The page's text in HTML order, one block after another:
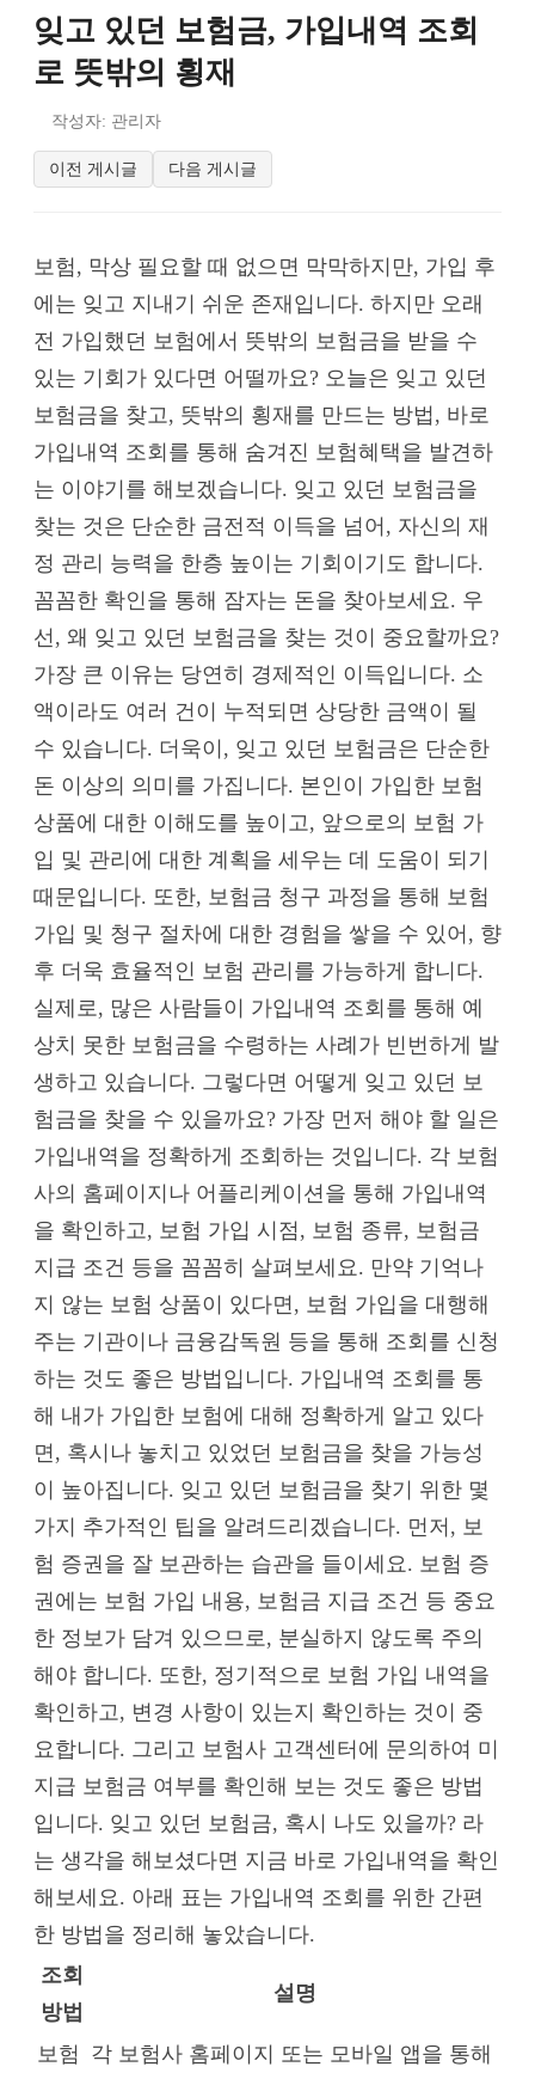
잊고 있던 보험금, 가입내역 조회
로 뜻밖의 횡재
작성자: 관리자
이전 게시글 다음 게시글
보험, 막상 필요할 때 없으면 막막하지만, 가입 후
에는 잊고 지내기 쉬운 존재입니다. 하지만 오래
전 가입했던 보험에서 뜻밖의 보험금을 받을 수
있는 기회가 있다면 어떨까요? 오늘은 잊고 있던
보험금을 찾고, 뜻밖의 횡재를 만드는 방법, 바로
가입내역 조회를 통해 숨겨진 보험혜택을 발견하
는 이야기를 해보겠습니다. 잊고 있던 보험금을
찾는 것은 단순한 금전적 이득을 넘어, 자신의 재
정 관리 능력을 한층 높이는 기회이기도 합니다.
꼼꼼한 확인을 통해 잠자는 돈을 찾아보세요. 우
선, 왜 잊고 있던 보험금을 찾는 것이 중요할까요?
가장 큰 이유는 당연히 경제적인 이득입니다. 소
액이라도 여러 건이 누적되면 상당한 금액이 될
수 있습니다. 더욱이, 잊고 있던 보험금은 단순한
돈 이상의 의미를 가집니다. 본인이 가입한 보험
상품에 대한 이해도를 높이고, 앞으로의 보험 가
입 및 관리에 대한 계획을 세우는 데 도움이 되기
때문입니다. 또한, 보험금 청구 과정을 통해 보험
가입 및 청구 절차에 대한 경험을 쌓을 수 있어, 향
후 더욱 효율적인 보험 관리를 가능하게 합니다.
실제로, 많은 사람들이 가입내역 조회를 통해 예
상치 못한 보험금을 수령하는 사례가 빈번하게 발
생하고 있습니다. 그렇다면 어떻게 잊고 있던 보
험금을 찾을 수 있을까요? 가장 먼저 해야 할 일은
가입내역을 정확하게 조회하는 것입니다. 각 보험
사의 홈페이지나 어플리케이션을 통해 가입내역
을 확인하고, 보험 가입 시점, 보험 종류, 보험금
지급 조건 등을 꼼꼼히 살펴보세요. 만약 기억나
지 않는 보험 상품이 있다면, 보험 가입을 대행해
주는 기관이나 금융감독원 등을 통해 조회를 신청
하는 것도 좋은 방법입니다. 가입내역 조회를 통
해 내가 가입한 보험에 대해 정확하게 알고 있다
면, 혹시나 놓치고 있었던 보험금을 찾을 가능성
이 높아집니다. 잊고 있던 보험금을 찾기 위한 몇
가지 추가적인 팁을 알려드리겠습니다. 먼저, 보
험 증권을 잘 보관하는 습관을 들이세요. 보험 증
권에는 보험 가입 내용, 보험금 지급 조건 등 중요
한 정보가 담겨 있으므로, 분실하지 않도록 주의
해야 합니다. 또한, 정기적으로 보험 가입 내역을
확인하고, 변경 사항이 있는지 확인하는 것이 중
요합니다. 그리고 보험사 고객센터에 문의하여 미
지급 보험금 여부를 확인해 보는 것도 좋은 방법
입니다. 잊고 있던 보험금, 혹시 나도 있을까? 라
는 생각을 해보셨다면 지금 바로 가입내역을 확인
해보세요. 아래 표는 가입내역 조회를 위한 간편
한 방법을 정리해 놓았습니다.
조회
방법
설명
보험
각 보험사 홈페이지 또는 모바일 앱을 통해